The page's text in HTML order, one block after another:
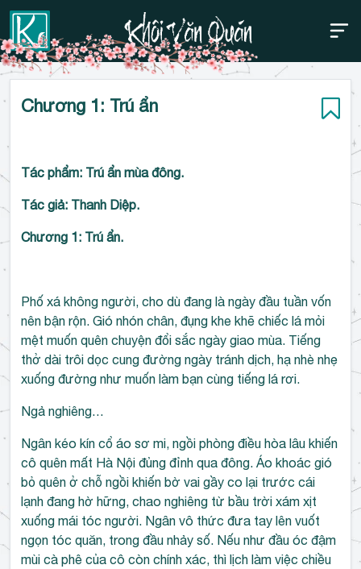
Thanh điều hướng trên
Chương 1: Trú ẩn
Tác phẩm: Trú ẩn mùa đông.
Tác giả: Thanh Diệp.
Chương 1: Trú ẩn.
Phố xá không người, cho dù đang là ngày đầu tuần vốn
nên bận rộn. Gió nhón chân, đụng khe khẽ chiếc lá mỏi
mệt muốn quên chuyện đổi sắc ngày giao mùa. Tiếng
thở dài trôi dọc cung đường ngày tránh dịch, hạ nhè nhẹ
xuống đường như muốn làm bạn cùng tiếng lá rơi.
Ngả nghiêng…
Ngân kéo kín cổ áo sơ mi, ngồi phòng điều hòa lâu khiến
cô quên mất Hà Nội đủng đỉnh qua đông. Áo khoác gió
bỏ quên ở chỗ ngồi khiến bờ vai gầy co lại trước cái
lạnh đang hờ hững, chao nghiêng từ bầu trời xám xịt
xuống mái tóc người. Ngân vô thức đưa tay lên vuốt
ngọn tóc quăn, trong đầu nhảy số. Nếu như đầu óc đậm
mùi cà phê của cô còn chính xác, thì lịch làm việc chiều